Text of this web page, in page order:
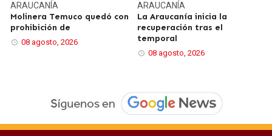
ARAUCANÍA
Molinera Temuco quedó con
prohibición de
08 agosto, 2026
ARAUCANÍA
La Araucanía inicia la
recuperación tras el
temporal
08 agosto, 2026